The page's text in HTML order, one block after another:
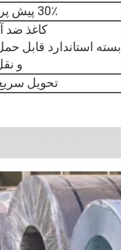
30٪ پیش پرداخت T/T + 70٪ باقی مانده
کاغذ ضد
بسته استاندارد قابل
و
تحویل سریع در 7 روز یا تا